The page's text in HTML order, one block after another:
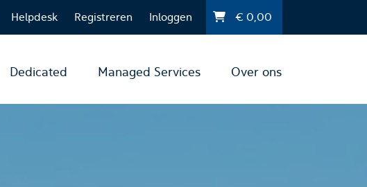
Helpdesk Registreren Inloggen €0,00
Dedicated Managed Services Over ons